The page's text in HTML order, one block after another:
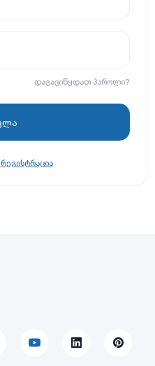
დაგავიწყდათ პაროლი?
რეგისტრაცია